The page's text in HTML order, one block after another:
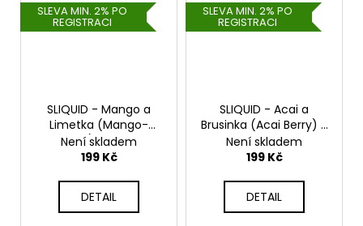
SLEVA MIN. 2% PO
REGISTRACI
SLIQUID - Mango a
Limetka (Mango-
Lime) - 10mg
Není skladem
199 Kč
DETAIL
SLEVA MIN. 2% PO
REGISTRACI
SLIQUID - Acai a
Brusinka (Acai Berry) -
20mg
Není skladem
199 Kč
DETAIL